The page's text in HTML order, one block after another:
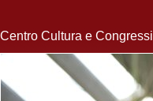
Centro Cultura e Congressi